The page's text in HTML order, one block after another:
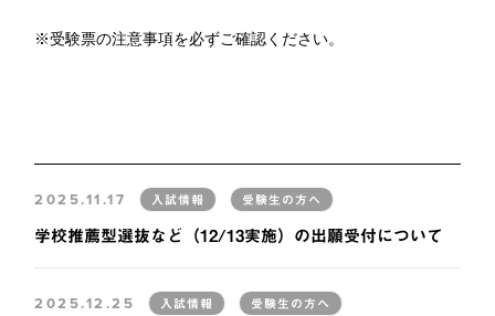
※受験票の注意事項を必ずご確認ください。
2025.11.17 入試情報 受験生の方へ
学校推薦型選抜など（12/13実施）の出願受付について
2025.12.25 入試情報 受験生の方へ